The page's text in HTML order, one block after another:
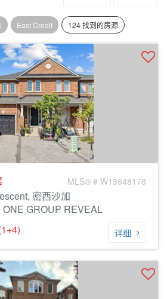
East Credit 124 找到的房源
MLS® # W13648178
密西沙加
GROUP REVEAL
详细